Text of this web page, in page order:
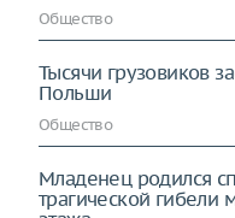
Общество
Тысячи грузовиков
Польши
Общество
Младенец родился
трагической гибели